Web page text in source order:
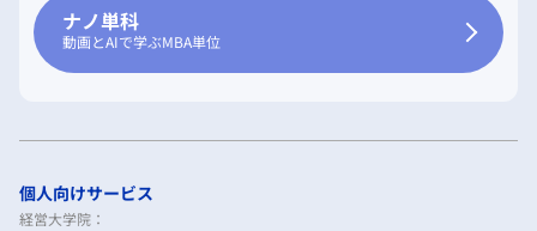
ナノ単科
動画とAIで学ぶMBA単位
個人向けサービス
経営大学院：